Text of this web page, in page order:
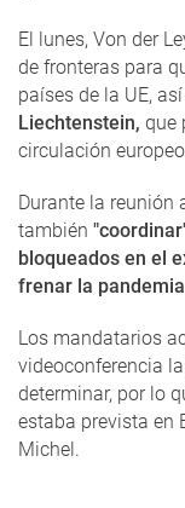
El lunes, Von der
de fronteras para
países de la UE,
Liechtenstein, que
circulación europeo
Durante la reunión
también
bloqueados en el
frenar la pandemia
Los mandatarios
videoconferencia
determinar, por lo
estaba prevista en
Michel.